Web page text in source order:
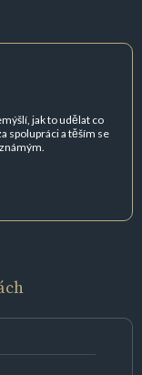
jak to udělat co
spolupráci a těším se